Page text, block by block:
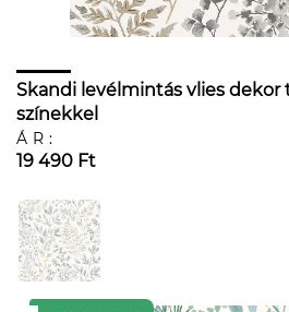
Skandi levélmintás vlies dekor
színekkel
ÁR:
19 490 Ft